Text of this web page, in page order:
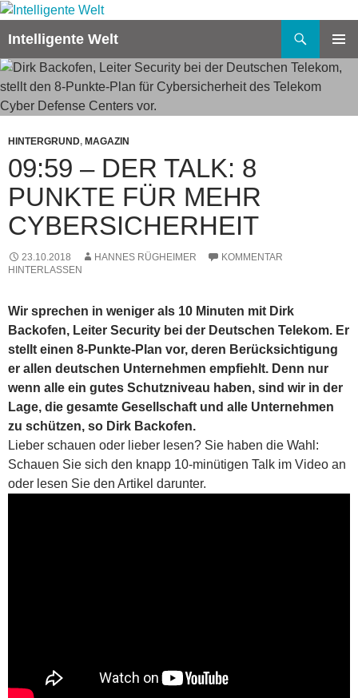
Zum
springen
Intelligente Welt
MENÜ
HINTERGRUND, MAGAZIN
09:59 – DER TALK: 8
PUNKTE FÜR MEHR
CYBERSICHERHEIT
23.10.2018 HANNES RÜGHEIMER
KOMMENTAR
HINTERLASSEN
Wir sprechen in weniger als 10 Minuten mit Dirk
Backofen, Leiter Security bei der Deutschen Telekom. Er
stellt einen 8-Punkte-Plan vor, deren Berücksichtigung
er allen deutschen Unternehmen empfiehlt. Denn nur
wenn alle ein gutes Schutzniveau haben, sind wir in der
Lage, die gesamte Gesellschaft und alle Unternehmen
zu schützen, so Dirk Backofen.
Lieber schauen oder lieber lesen? Sie haben die Wahl:
Schauen Sie sich den knapp 10-minütigen Talk im Video an
oder lesen Sie den Artikel darunter.